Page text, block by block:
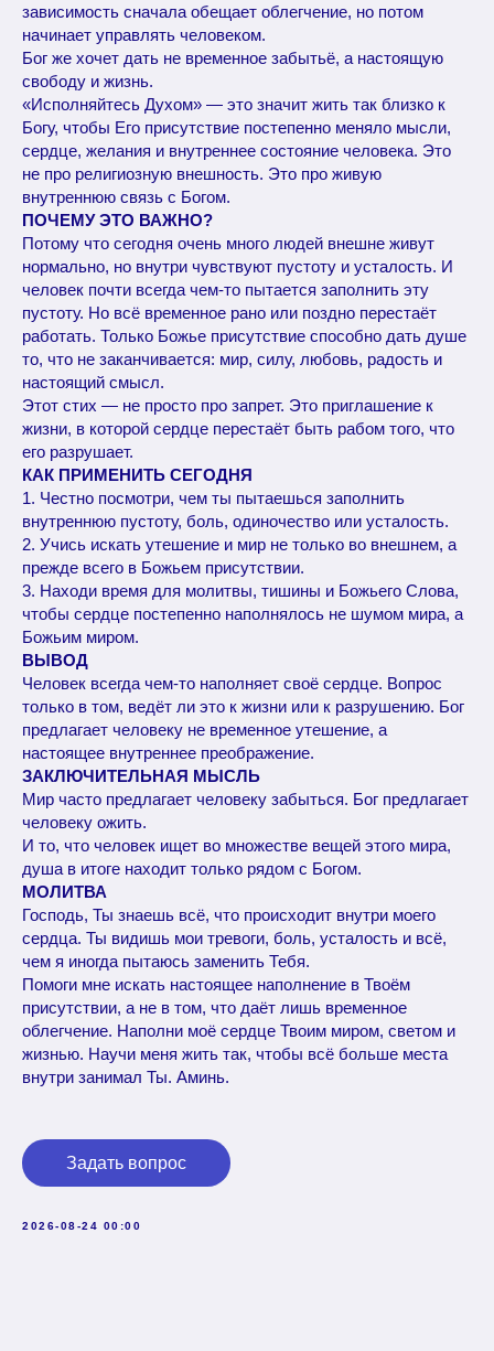
зависимость сначала обещает облегчение, но потом
начинает управлять человеком.
Бог же хочет дать не временное забытьё, а настоящую
свободу и жизнь.
«Исполняйтесь Духом» — это значит жить так близко к
Богу, чтобы Его присутствие постепенно меняло мысли,
сердце, желания и внутреннее состояние человека. Это
не про религиозную внешность. Это про живую
внутреннюю связь с Богом.
ПОЧЕМУ ЭТО ВАЖНО?
Потому что сегодня очень много людей внешне живут
нормально, но внутри чувствуют пустоту и усталость. И
человек почти всегда чем-то пытается заполнить эту
пустоту. Но всё временное рано или поздно перестаёт
работать. Только Божье присутствие способно дать душе
то, что не заканчивается: мир, силу, любовь, радость и
настоящий смысл.
Этот стих — не просто про запрет. Это приглашение к
жизни, в которой сердце перестаёт быть рабом того, что
его разрушает.
КАК ПРИМЕНИТЬ СЕГОДНЯ
1. Честно посмотри, чем ты пытаешься заполнить
внутреннюю пустоту, боль, одиночество или усталость.
2. Учись искать утешение и мир не только во внешнем, а
прежде всего в Божьем присутствии.
3. Находи время для молитвы, тишины и Божьего Слова,
чтобы сердце постепенно наполнялось не шумом мира, а
Божьим миром.
ВЫВОД
Человек всегда чем-то наполняет своё сердце. Вопрос
только в том, ведёт ли это к жизни или к разрушению. Бог
предлагает человеку не временное утешение, а
настоящее внутреннее преображение.
ЗАКЛЮЧИТЕЛЬНАЯ МЫСЛЬ
Мир часто предлагает человеку забыться. Бог предлагает
человеку ожить.
И то, что человек ищет во множестве вещей этого мира,
душа в итоге находит только рядом с Богом.
МОЛИТВА
Господь, Ты знаешь всё, что происходит внутри моего
сердца. Ты видишь мои тревоги, боль, усталость и всё,
чем я иногда пытаюсь заменить Тебя.
Помоги мне искать настоящее наполнение в Твоём
присутствии, а не в том, что даёт лишь временное
облегчение. Наполни моё сердце Твоим миром, светом и
жизнью. Научи меня жить так, чтобы всё больше места
внутри занимал Ты. Аминь.
Задать вопрос
2026-08-24 00:00